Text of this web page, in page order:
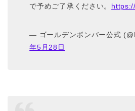
で予めご了承ください。
— ゴールデンボンバー公式
年5月28日